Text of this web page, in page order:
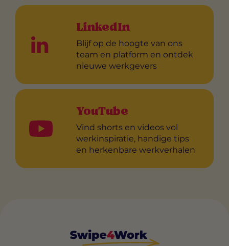
LinkedIn
Blijf op de hoogte van ons
team en platform en ontdek
nieuwe werkgevers
YouTube
Vind shorts en videos vol
werkinspiratie, handige tips
en herkenbare werkverhalen